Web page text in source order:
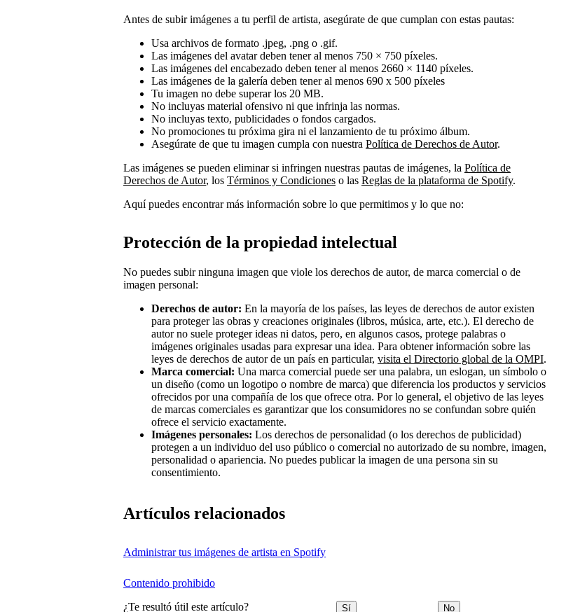
Antes de subir imágenes a tu perfil de artista, asegúrate de que cumplan con estas pautas:
Usa archivos de formato .jpeg, .png o .gif.
Las imágenes del avatar deben tener al menos 750 × 750 píxeles.
Las imágenes del encabezado deben tener al menos 2660 × 1140 píxeles.
Las imágenes de la galería deben tener al menos 690 x 500 píxeles
Tu imagen no debe superar los 20 MB.
No incluyas material ofensivo ni que infrinja las normas.
No incluyas texto, publicidades o fondos cargados.
No promociones tu próxima gira ni el lanzamiento de tu próximo álbum.
Asegúrate de que tu imagen cumpla con nuestra Política de Derechos de Autor.
Las imágenes se pueden eliminar si infringen nuestras pautas de imágenes, la Política de
Derechos de Autor, los Términos y Condiciones o las Reglas de la plataforma de Spotify.
Aquí puedes encontrar más información sobre lo que permitimos y lo que no:
Protección de la propiedad intelectual
No puedes subir ninguna imagen que viole los derechos de autor, de marca comercial o de
imagen personal:
Derechos de autor: En la mayoría de los países, las leyes de derechos de autor existen
para proteger las obras y creaciones originales (libros, música, arte, etc.). El derecho de
autor no suele proteger ideas ni datos, pero, en algunos casos, protege palabras o
imágenes originales usadas para expresar una idea. Para obtener información sobre las
leyes de derechos de autor de un país en particular, visita el Directorio global de la OMPI.
Marca comercial: Una marca comercial puede ser una palabra, un eslogan, un símbolo o
un diseño (como un logotipo o nombre de marca) que diferencia los productos y servicios
ofrecidos por una compañía de los que ofrece otra. Por lo general, el objetivo de las leyes
de marcas comerciales es garantizar que los consumidores no se confundan sobre quién
ofrece el servicio exactamente.
Imágenes personales: Los derechos de personalidad (o los derechos de publicidad)
protegen a un individuo del uso público o comercial no autorizado de su nombre, imagen,
personalidad o apariencia. No puedes publicar la imagen de una persona sin su
consentimiento.
Artículos relacionados
Administrar tus imágenes de artista en Spotify
Contenido prohibido
¿Te resultó útil este artículo? Sí No